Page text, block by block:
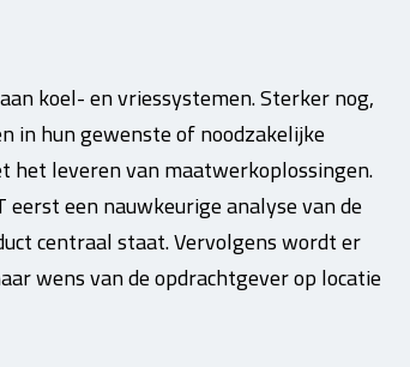
koel- en vriessystemen. Sterker nog,
in hun gewenste of noodzakelijke
het leveren van maatwerkoplossingen.
een nauwkeurige analyse van de
centraal staat. Vervolgens wordt er
wens van de opdrachtgever op locatie